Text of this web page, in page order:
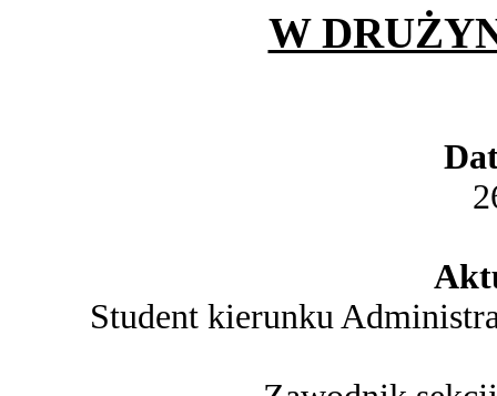
W
Student kierunku